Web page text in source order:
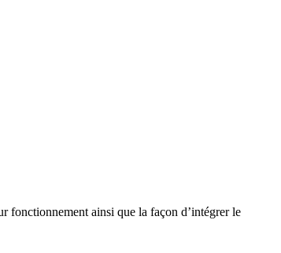
fonctionnement ainsi que la façon d’intégrer le